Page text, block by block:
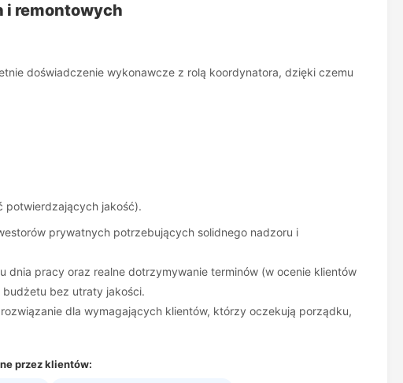
i remontowych
doświadczenie wykonawcze z rolą koordynatora, dzięki czemu
potwierdzających jakość).
prywatnych potrzebujących solidnego nadzoru i
pracy oraz realne dotrzymywanie terminów (w ocenie klientów
budżetu bez utraty jakości.
dla wymagających klientów, którzy oczekują porządku,
przez klientów: